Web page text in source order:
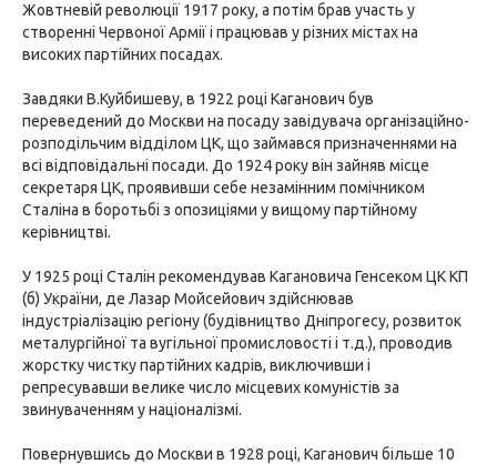
Жовтневій революції 1917 року, а потім брав участь у
створенні Червоної Армії і працював у різних містах на
високих партійних посадах.
Завдяки В.Куйбишеву, в 1922 році Каганович був
переведений до Москви на посаду завідувача організаційно-
розподільчим відділом ЦК, що займався призначеннями на
всі відповідальні посади. До 1924 року він зайняв місце
секретаря ЦК, проявивши себе незамінним помічником
Сталіна в боротьбі з опозиціями у вищому партійному
керівництві.
У 1925 році Сталін рекомендував Кагановича Генсеком ЦК КП
(б) України, де Лазар Мойсейович здійснював
індустріалізацію регіону (будівництво Дніпрогесу, розвиток
металургійної та вугільної промисловості і т.д.), проводив
жорстку чистку партійних кадрів, виключивши і
репресувавши велике число місцевих комуністів за
звинуваченням у націоналізмі.
Повернувшись до Москви в 1928 році, Каганович більше 10